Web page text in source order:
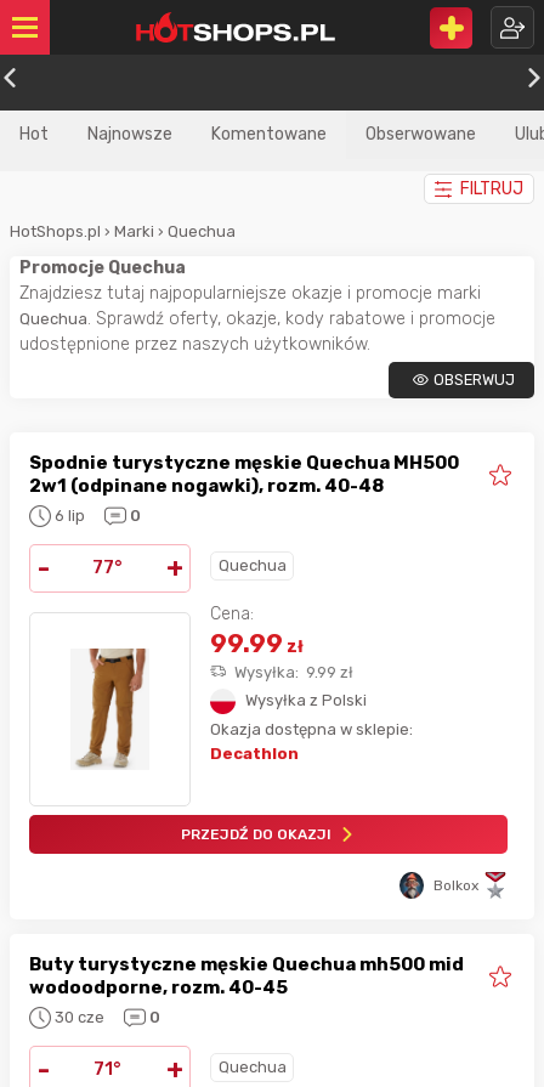
Hot Najnowsze Komentowane Obserwowane
FILTRUJ
HotShops.pl › Marki › Quechua
Promocje Quechua
Znajdziesz tutaj najpopularniejsze okazje i promocje marki
Quechua. Sprawdź oferty, okazje, kody rabatowe i promocje
udostępnione przez naszych użytkowników.
OBSERWUJ
Spodnie turystyczne męskie Quechua MH500
2w1 (odpinane nogawki), rozm. 40-48
6 lip 0
- 77° + Quechua
Cena:
99.99 zł
Wysyłka: 9.99 zł
Wysyłka z Polski
Okazja dostępna w sklepie:
Decathlon
PRZEJDŹ DO OKAZJI
Bolkox
Buty turystyczne męskie Quechua mh500 mid
wodoodporne, rozm. 40-45
30 cze 0
- 71° + Quechua